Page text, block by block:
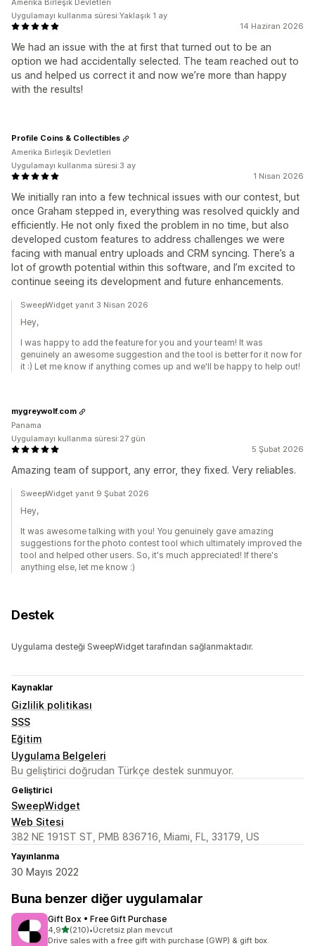
14 Haziran 2026
We had an issue with the at first that turned out to be an
option we had accidentally selected. The team reached out to
us and helped us correct it and now we’re more than happy
with the results!
Uygulamayı kullanma süresi:Yaklaşık 1 ay
1 Nisan 2026
We initially ran into a few technical issues with our contest, but
once Graham stepped in, everything was resolved quickly and
efficiently. He not only fixed the problem in no time, but also
developed custom features to address challenges we were
facing with manual entry uploads and CRM syncing. There’s a
lot of growth potential within this software, and I’m excited to
continue seeing its development and future enhancements.
Profile Coins & Collectibles
Amerika Birleşik Devletleri
Uygulamayı kullanma süresi:3 ay
SweepWidget yanıt 3 Nisan 2026
Hey,
I was happy to add the feature for you and your team! It was
genuinely an awesome suggestion and the tool is better for it now for
it :) Let me know if anything comes up and we'll be happy to help out!
5 Şubat 2026
Amazing team of support, any error, they fixed. Very reliables.
mygreywolf.com
Panama
Uygulamayı kullanma süresi:27 gün
SweepWidget yanıt 9 Şubat 2026
Hey,
It was awesome talking with you! You genuinely gave amazing
suggestions for the photo contest tool which ultimately improved the
tool and helped other users. So, it's much appreciated! If there's
anything else, let me know :)
Destek
Uygulama desteği SweepWidget tarafından sağlanmaktadır.
Kaynaklar
Gizlilik politikası
SSS
Eğitim
Uygulama Belgeleri
Bu geliştirici doğrudan Türkçe destek sunmuyor.
Geliştirici
SweepWidget
Web Sitesi
382 NE 191ST ST, PMB 836716, Miami, FL, 33179, US
Yayınlanma
30 Mayıs 2022
Buna benzer diğer uygulamalar
Gift Box • Free Gift Purchase
4,95 yıldız üzerinden
(210)
toplam 210 değerlendirme
•Ücretsiz plan mevcut
Drive sales with a free gift with purchase (GWP) & gift box.